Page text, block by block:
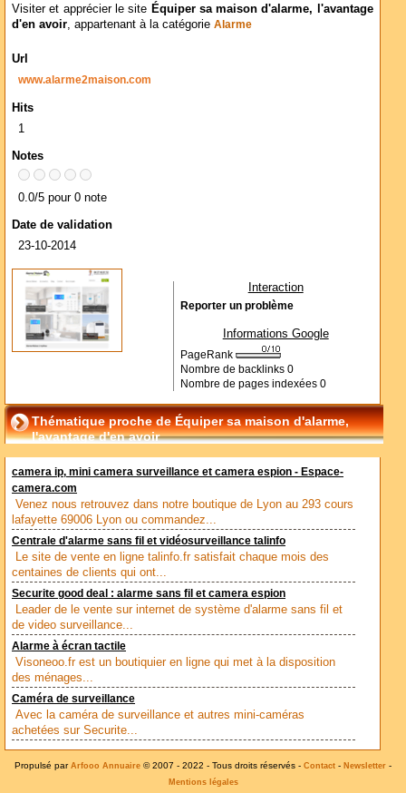
Visiter et apprécier le site Équiper sa maison d'alarme, l'avantage
d'en avoir, appartenant à la catégorie Alarme
Url
www.alarme2maison.com
Hits
1
Notes
0.0/5 pour 0 note
Date de validation
23-10-2014
Interaction
Reporter un problème
Informations Google
PageRank
Nombre de backlinks 0
Nombre de pages indexées 0
Thématique proche de Équiper sa maison d'alarme,
l'avantage d'en avoir
camera ip, mini camera surveillance et camera espion - Espace-
camera.com
Venez nous retrouvez dans notre boutique de Lyon au 293 cours
lafayette 69006 Lyon ou commandez...
Centrale d'alarme sans fil et vidéosurveillance talinfo
Le site de vente en ligne talinfo.fr satisfait chaque mois des
centaines de clients qui ont...
Securite good deal : alarme sans fil et camera espion
Leader de le vente sur internet de système d'alarme sans fil et
de video surveillance...
Alarme à écran tactile
Visoneoo.fr est un boutiquier en ligne qui met à la disposition
des ménages...
Caméra de surveillance
Avec la caméra de surveillance et autres mini-caméras
achetées sur Securite...
Propulsé par Arfooo Annuaire © 2007 - 2022 - Tous droits réservés - Contact - Newsletter -
Mentions légales